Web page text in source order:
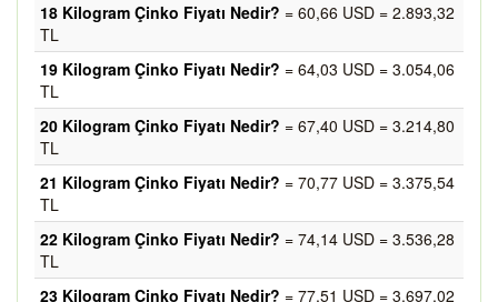
18 Kilogram Çinko Fiyatı Nedir? = 60,66 USD = 2.893,32
TL
19 Kilogram Çinko Fiyatı Nedir? = 64,03 USD = 3.054,06
TL
20 Kilogram Çinko Fiyatı Nedir? = 67,40 USD = 3.214,80
TL
21 Kilogram Çinko Fiyatı Nedir? = 70,77 USD = 3.375,54
TL
22 Kilogram Çinko Fiyatı Nedir? = 74,14 USD = 3.536,28
TL
23 Kilogram Çinko Fiyatı Nedir? = 77,51 USD = 3.697,02